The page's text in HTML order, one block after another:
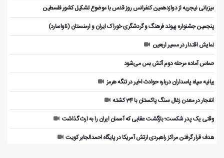
میزبانی نیجریه از دوازدهمین کنفرانس روز قدس با موضوع تشکیل کشور فلسطین
پنجمین جشنواره پیوند فرهنگ و گردشگر‌ی خوراک ایران و ارمنستان (ناواسارد)
نمایش اقتدار در مسیر اربعین
حماس آماده مرحله دوم آتش بس می‌شود
بیانیه سپاه پاسداران درباره حوادث اخیر در تنگه هرمز
انفجار در معدن زغال سنگ پاکستان با 34 کشته
وقتی یک پدر شکست؛ بازگشت عقابی که آسمان ایران را به ارث گذاشت
هدف قرار گرفتن مراکز راهبردی ارتش آمریکا در پایگاه احمدالجابر کویت